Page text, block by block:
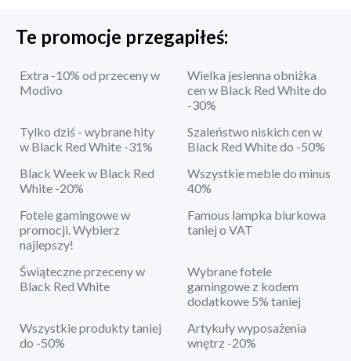
Te promocje przegapiłeś:
Extra -10% od przeceny w
Modivo
Wielka jesienna obniżka
cen w Black Red White do
-30%
Tylko dziś - wybrane hity
w Black Red White -31%
Szaleństwo niskich cen w
Black Red White do -50%
Black Week w Black Red
White -20%
Wszystkie meble do minus
40%
Fotele gamingowe w
promocji. Wybierz
najlepszy!
Famous lampka biurkowa
taniej o VAT
Świąteczne przeceny w
Black Red White
Wybrane fotele
gamingowe z kodem
dodatkowe 5% taniej
Wszystkie produkty taniej
do -50%
Artykuły wyposażenia
wnętrz -20%